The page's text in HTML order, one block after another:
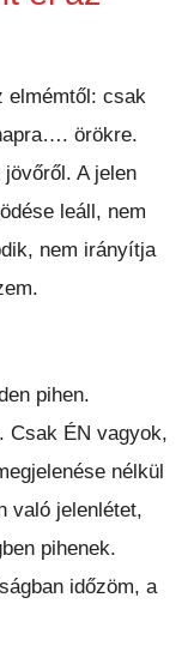
elmémtől: csak
örökre.
A jelen
leáll, nem
nem irányítja
pihen.
Csak ÉN vagyok,
nélkül
való jelenlétet,
pihenek.
időzöm, a